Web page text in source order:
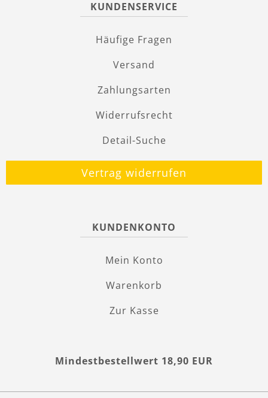
KUNDENSERVICE
Häufige Fragen
Versand
Zahlungsarten
Widerrufsrecht
Detail-Suche
Vertrag widerrufen
KUNDENKONTO
Mein Konto
Warenkorb
Zur Kasse
Mindestbestellwert 18,90 EUR